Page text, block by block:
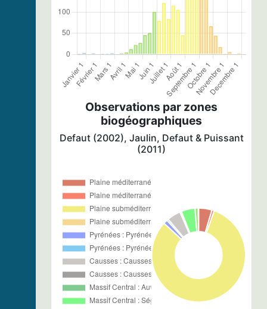
Observations par zones
biogéographiques
Defaut (2002), Jaulin, Defaut & Puissant
(2011)